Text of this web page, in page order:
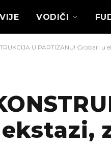
VODIČI
U PARTIZANU! Grobari u